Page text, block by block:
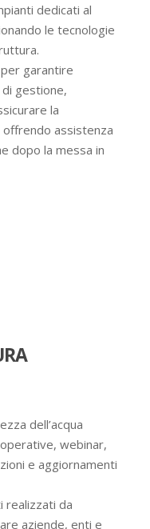
dedicati al
le tecnologie
garantire
gestione,
la
assistenza
dopo la messa in
dell’acqua
webinar,
e aggiornamenti
realizzati da
aziende, enti e